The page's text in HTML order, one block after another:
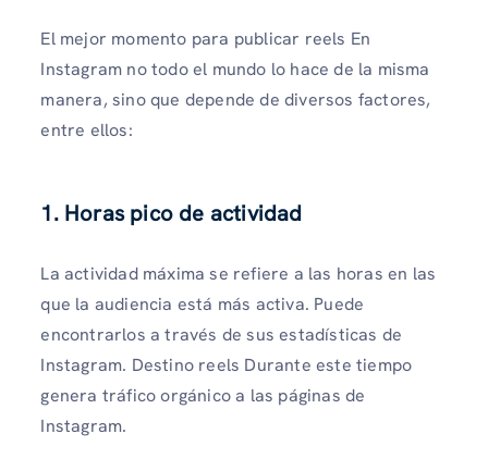
El mejor momento para publicar reels En
Instagram no todo el mundo lo hace de la misma
manera, sino que depende de diversos factores,
entre ellos:
1. Horas pico de actividad
La actividad máxima se refiere a las horas en las
que la audiencia está más activa. Puede
encontrarlos a través de sus estadísticas de
Instagram. Destino reels Durante este tiempo
genera tráfico orgánico a las páginas de
Instagram.